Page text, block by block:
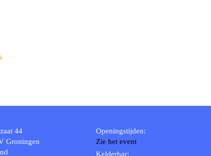
44
Groningen
Openingstijden:
Zie het event
Kelderbar: